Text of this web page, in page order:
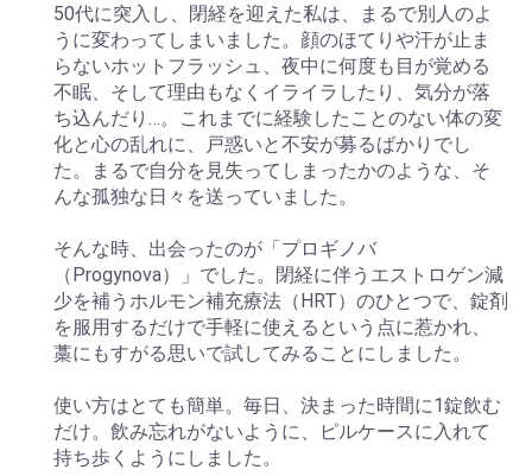
50代に突入し、閉経を迎えた私は、まるで別人のよ
うに変わってしまいました。顔のほてりや汗が止ま
らないホットフラッシュ、夜中に何度も目が覚める
不眠、そして理由もなくイライラしたり、気分が落
ち込んだり…。これまでに経験したことのない体の変
化と心の乱れに、戸惑いと不安が募るばかりでし
た。まるで自分を見失ってしまったかのような、そ
んな孤独な日々を送っていました。
そんな時、出会ったのが「プロギノバ
（Progynova）」でした。閉経に伴うエストロゲン減
少を補うホルモン補充療法（HRT）のひとつで、錠剤
を服用するだけで手軽に使えるという点に惹かれ、
藁にもすがる思いで試してみることにしました。
使い方はとても簡単。毎日、決まった時間に1錠飲む
だけ。飲み忘れがないように、ピルケースに入れて
持ち歩くようにしました。